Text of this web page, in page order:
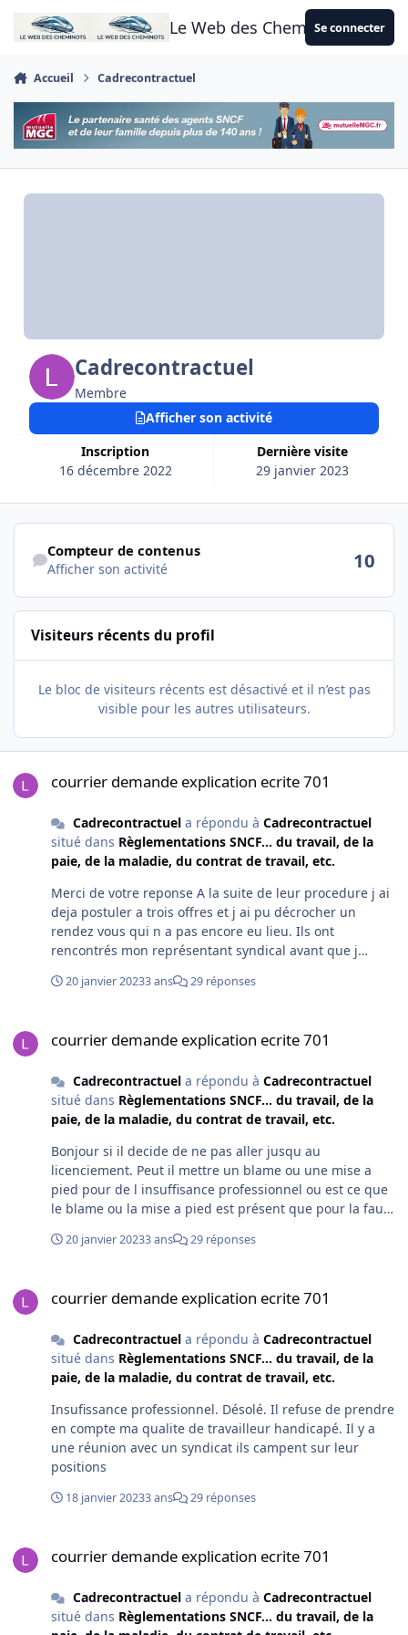
Aller au contenu
Le Web des CheminotsSe connecter
Accueil Cadrecontractuel
Cadrecontractuel
Membre
Inscription
16 décembre 2022
Dernière visite
29 janvier 2023
Afficher son activité
Afficher son activité
Compteur de contenus
Afficher son activité 10
Visiteurs récents du profil
Le bloc de visiteurs récents est désactivé et il n’est pas
visible pour les autres utilisateurs.
courrier demande explication ecrite 701
Cadrecontractuela répondu à Cadrecontractuel
situé dans Règlementations SNCF... du travail, de la
paie, de la maladie, du contrat de travail, etc.
Merci de votre reponse A la suite de leur procedure j ai
deja postuler a trois offres et j ai pu décrocher un
rendez vous qui n a pas encore eu lieu. Ils ont
rencontrés mon représentant syndical avant que j
leur ont fait comprendre que pour eux c était trop tard
20 janvier 20233 ans 29 réponses
courrier demande explication ecrite 701
Cadrecontractuela répondu à Cadrecontractuel
situé dans Règlementations SNCF... du travail, de la
paie, de la maladie, du contrat de travail, etc.
Bonjour si il decide de ne pas aller jusqu au
licenciement. Peut il mettre un blame ou une mise a
pied pour de l insuffisance professionnel ou est ce que
le blame ou la mise a pied est présent que pour la faute
apres le retour du syndicat il refuse le reclassement en
20 janvier 20233 ans 29 réponses
courrier demande explication ecrite 701
Cadrecontractuela répondu à Cadrecontractuel
situé dans Règlementations SNCF... du travail, de la
paie, de la maladie, du contrat de travail, etc.
Insufissance professionnel. Désolé. Il refuse de prendre
en compte ma qualite de travailleur handicapé. Il y a
une réunion avec un syndicat ils campent sur leur
positions
18 janvier 20233 ans 29 réponses
courrier demande explication ecrite 701
Cadrecontractuela répondu à Cadrecontractuel
situé dans Règlementations SNCF... du travail, de la